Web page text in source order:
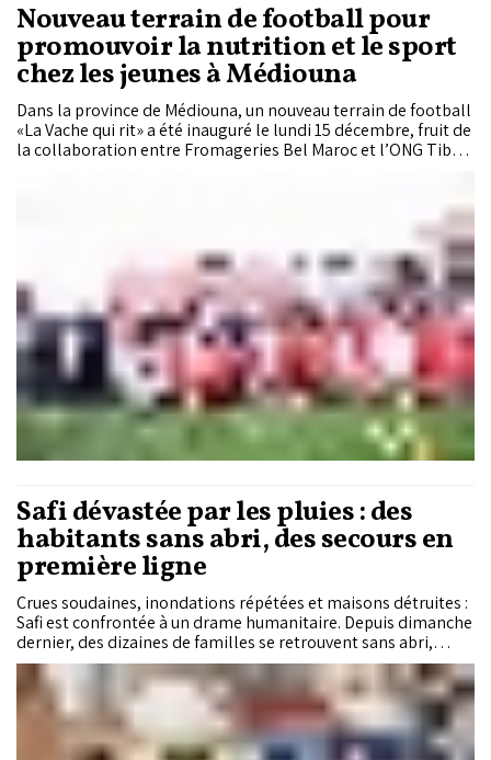
Nouveau terrain de football pour
promouvoir la nutrition et le sport
chez les jeunes à Médiouna
Dans la province de Médiouna, un nouveau terrain de football
«La Vache qui rit» a été inauguré le lundi 15 décembre, fruit de
la collaboration entre Fromageries Bel Maroc et l’ONG Tibu
l’Éducation nationale, du préscolaire et des sports.
Safi dévastée par les pluies : des
habitants sans abri, des secours en
première ligne
Crues soudaines, inondations répétées et maisons détruites :
Safi est confrontée à un drame humanitaire. Depuis dimanche
dernier, des dizaines de familles se retrouvent sans abri,
tandis que les associations se mobilisent sur le terrain. Parmi
elles, Jood déploie ses équipes et ses moyens matériels pour
venir en aide aux habitants et coordonner la solidarité face à
l’ampleur de la catastrophe.